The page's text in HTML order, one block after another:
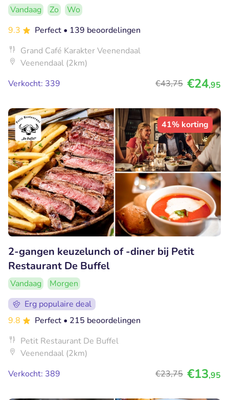
Vandaag Zo
Wo
9.3
Perfect • 139 beoordelingen
Grand Café Karakter Veenendaal
Veenendaal (2km)
Verkocht: 339
€43,75 €24,95
41% korting
2-gangen keuzelunch of -diner bij Petit
Restaurant De Buffel
Vandaag
Morgen
Erg populaire deal
9.8
Perfect • 215 beoordelingen
Petit Restaurant De Buffel
Veenendaal (2km)
Verkocht: 389
€23,75 €13,95